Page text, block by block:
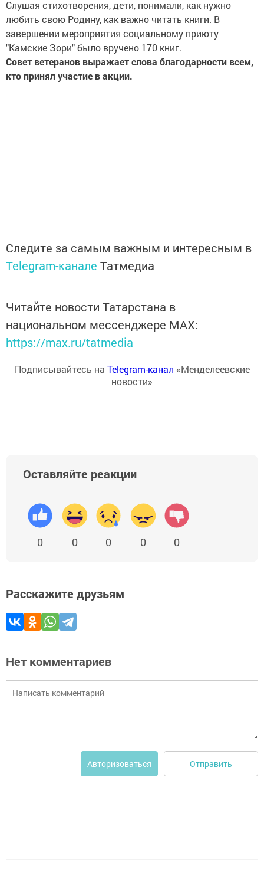
Слушая стихотворения, дети, понимали, как нужно
любить свою Родину, как важно читать книги. В
завершении мероприятия социальному приюту
"Камские Зори" было вручено 170 книг.
Совет ветеранов выражает слова благодарности всем,
кто принял участие в акции.
Следите за самым важным и интересным в
Telegram-канале Татмедиа
Читайте новости Татарстана в
национальном мессенджере MАХ:
https://max.ru/tatmedia
Подписывайтесь на Telegram-канал «Менделеевские
новости»
Оставляйте реакции
0 0 0 0 0
Расскажите друзьям
Нет комментариев
Авторизоваться Отправить